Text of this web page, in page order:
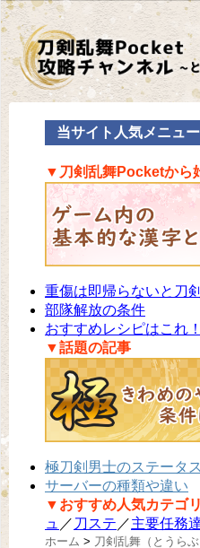
当サイト人気メニュー
▼刀剣乱舞Pocketから
重傷は即帰らないと刀
部隊解放の条件
おすすめレシピはこれ！
▼話題の記事
極刀剣男士のステータ
サーバーの種類や違い
▼おすすめ人気カテゴリ
ュ ／ 刀ステ ／主要任務
ホーム > 刀剣乱舞（とうらぶ